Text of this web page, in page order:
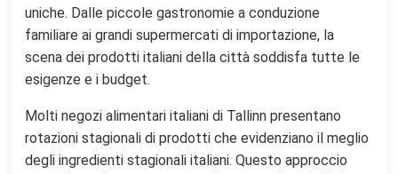
uniche. Dalle piccole gastronomie a conduzione
familiare ai grandi supermercati di importazione, la
scena dei prodotti italiani della città soddisfa tutte le
esigenze e i budget.
Molti negozi alimentari italiani di Tallinn presentano
rotazioni stagionali di prodotti che evidenziano il meglio
degli ingredienti stagionali italiani. Questo approccio